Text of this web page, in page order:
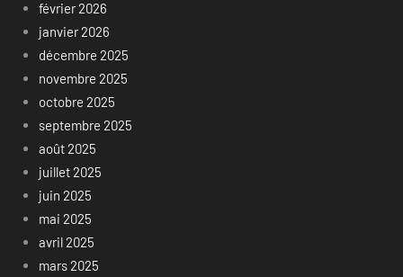
février 2026
janvier 2026
décembre 2025
novembre 2025
octobre 2025
septembre 2025
août 2025
juillet 2025
juin 2025
mai 2025
avril 2025
mars 2025